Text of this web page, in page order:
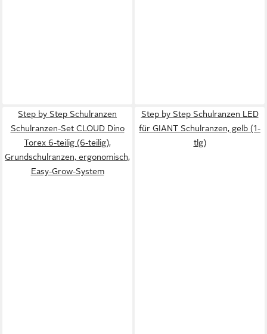
Step by Step Schulranzen
Schulranzen-Set CLOUD Dino
Torex 6-teilig (6-teilig),
Grundschulranzen, ergonomisch,
Easy-Grow-System
Step by Step Schulranzen LED
für GIANT Schulranzen, gelb (1-
tlg)